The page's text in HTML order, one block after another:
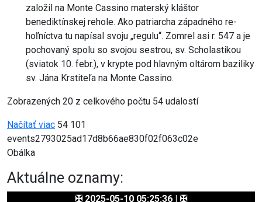
založil na Monte Cassino materský kláštor
benediktínskej rehole. Ako patriarcha západného re-
hoľníctva tu napísal svoju „regulu“. Zomrel asi r. 547 a je
pochovaný spolu so svojou sestrou, sv. Scholastikou
(sviatok 10. febr.), v krypte pod hlavným oltárom baziliky
sv. Jána Krstiteľa na Monte Cassino.
Zobrazených 20 z celkového počtu 54 udalostí
Načítať viac 54 101
events2793025ad17d8b66ae830f02f063c02e
Obálka
Aktuálne oznamy:
✠ 2025-05-10 05:25:36 | ✠